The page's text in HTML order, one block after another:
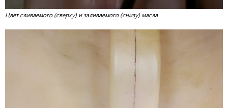
Цвет сливаемого (сверху) и заливаемого (снизу) масла